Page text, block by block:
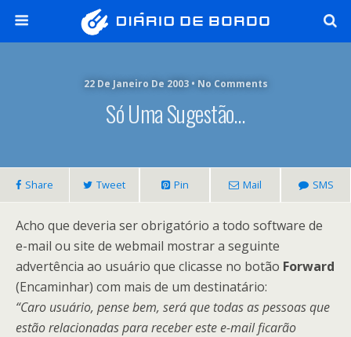
22 De Janeiro De 2003 • No Comments
Só Uma Sugestão…
Share Tweet Pin Mail SMS
Acho que deveria ser obrigatório a todo software de
e-mail ou site de webmail mostrar a seguinte
advertência ao usuário que clicasse no botão Forward
(Encaminhar) com mais de um destinatário:
“Caro usuário, pense bem, será que todas as pessoas que
estão relacionadas para receber este e-mail ficarão